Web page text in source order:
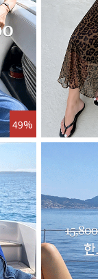
49%